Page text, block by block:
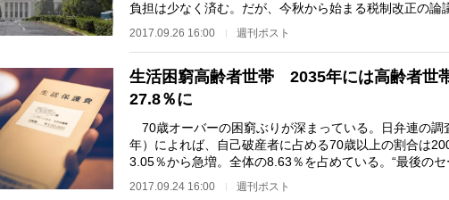
負担は少なく済む。だが、今秋から始まる税制改正の論
年金等控除を見直し…
2017.09.26 16:00 週刊ポスト
生活困窮高齢者世帯 2035年には高齢者世
27.8％に
70歳オーバーの困窮ぶりが深まっている。日弁連の調
年）によれば、自己破産者に占める70歳以上の割合は
3.05％から急増。全体の8.63％を占めている。“最後のセ
ット”と呼ばれる生活保護…
2017.09.24 16:00 週刊ポスト